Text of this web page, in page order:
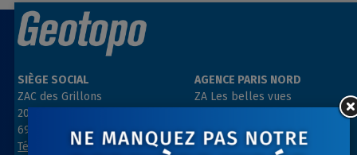
SIÈGE SOCIAL
ZAC des Grillons
208, rue de l’Ancienne Distillerie
69400 GLEIZÉ
Tél : 04 74 69 94 00
AGENCE PARIS NORD
ZA Les belles vues
91290 ARPAJON
Tél : 01 64 55 11 80